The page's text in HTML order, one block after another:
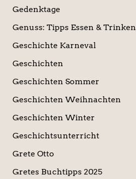
Gedenktage
Genuss: Tipps Essen & Trinken
Geschichte Karneval
Geschichten
Geschichten Sommer
Geschichten Weihnachten
Geschichten Winter
Geschichtsunterricht
Grete Otto
Gretes Buchtipps 2025